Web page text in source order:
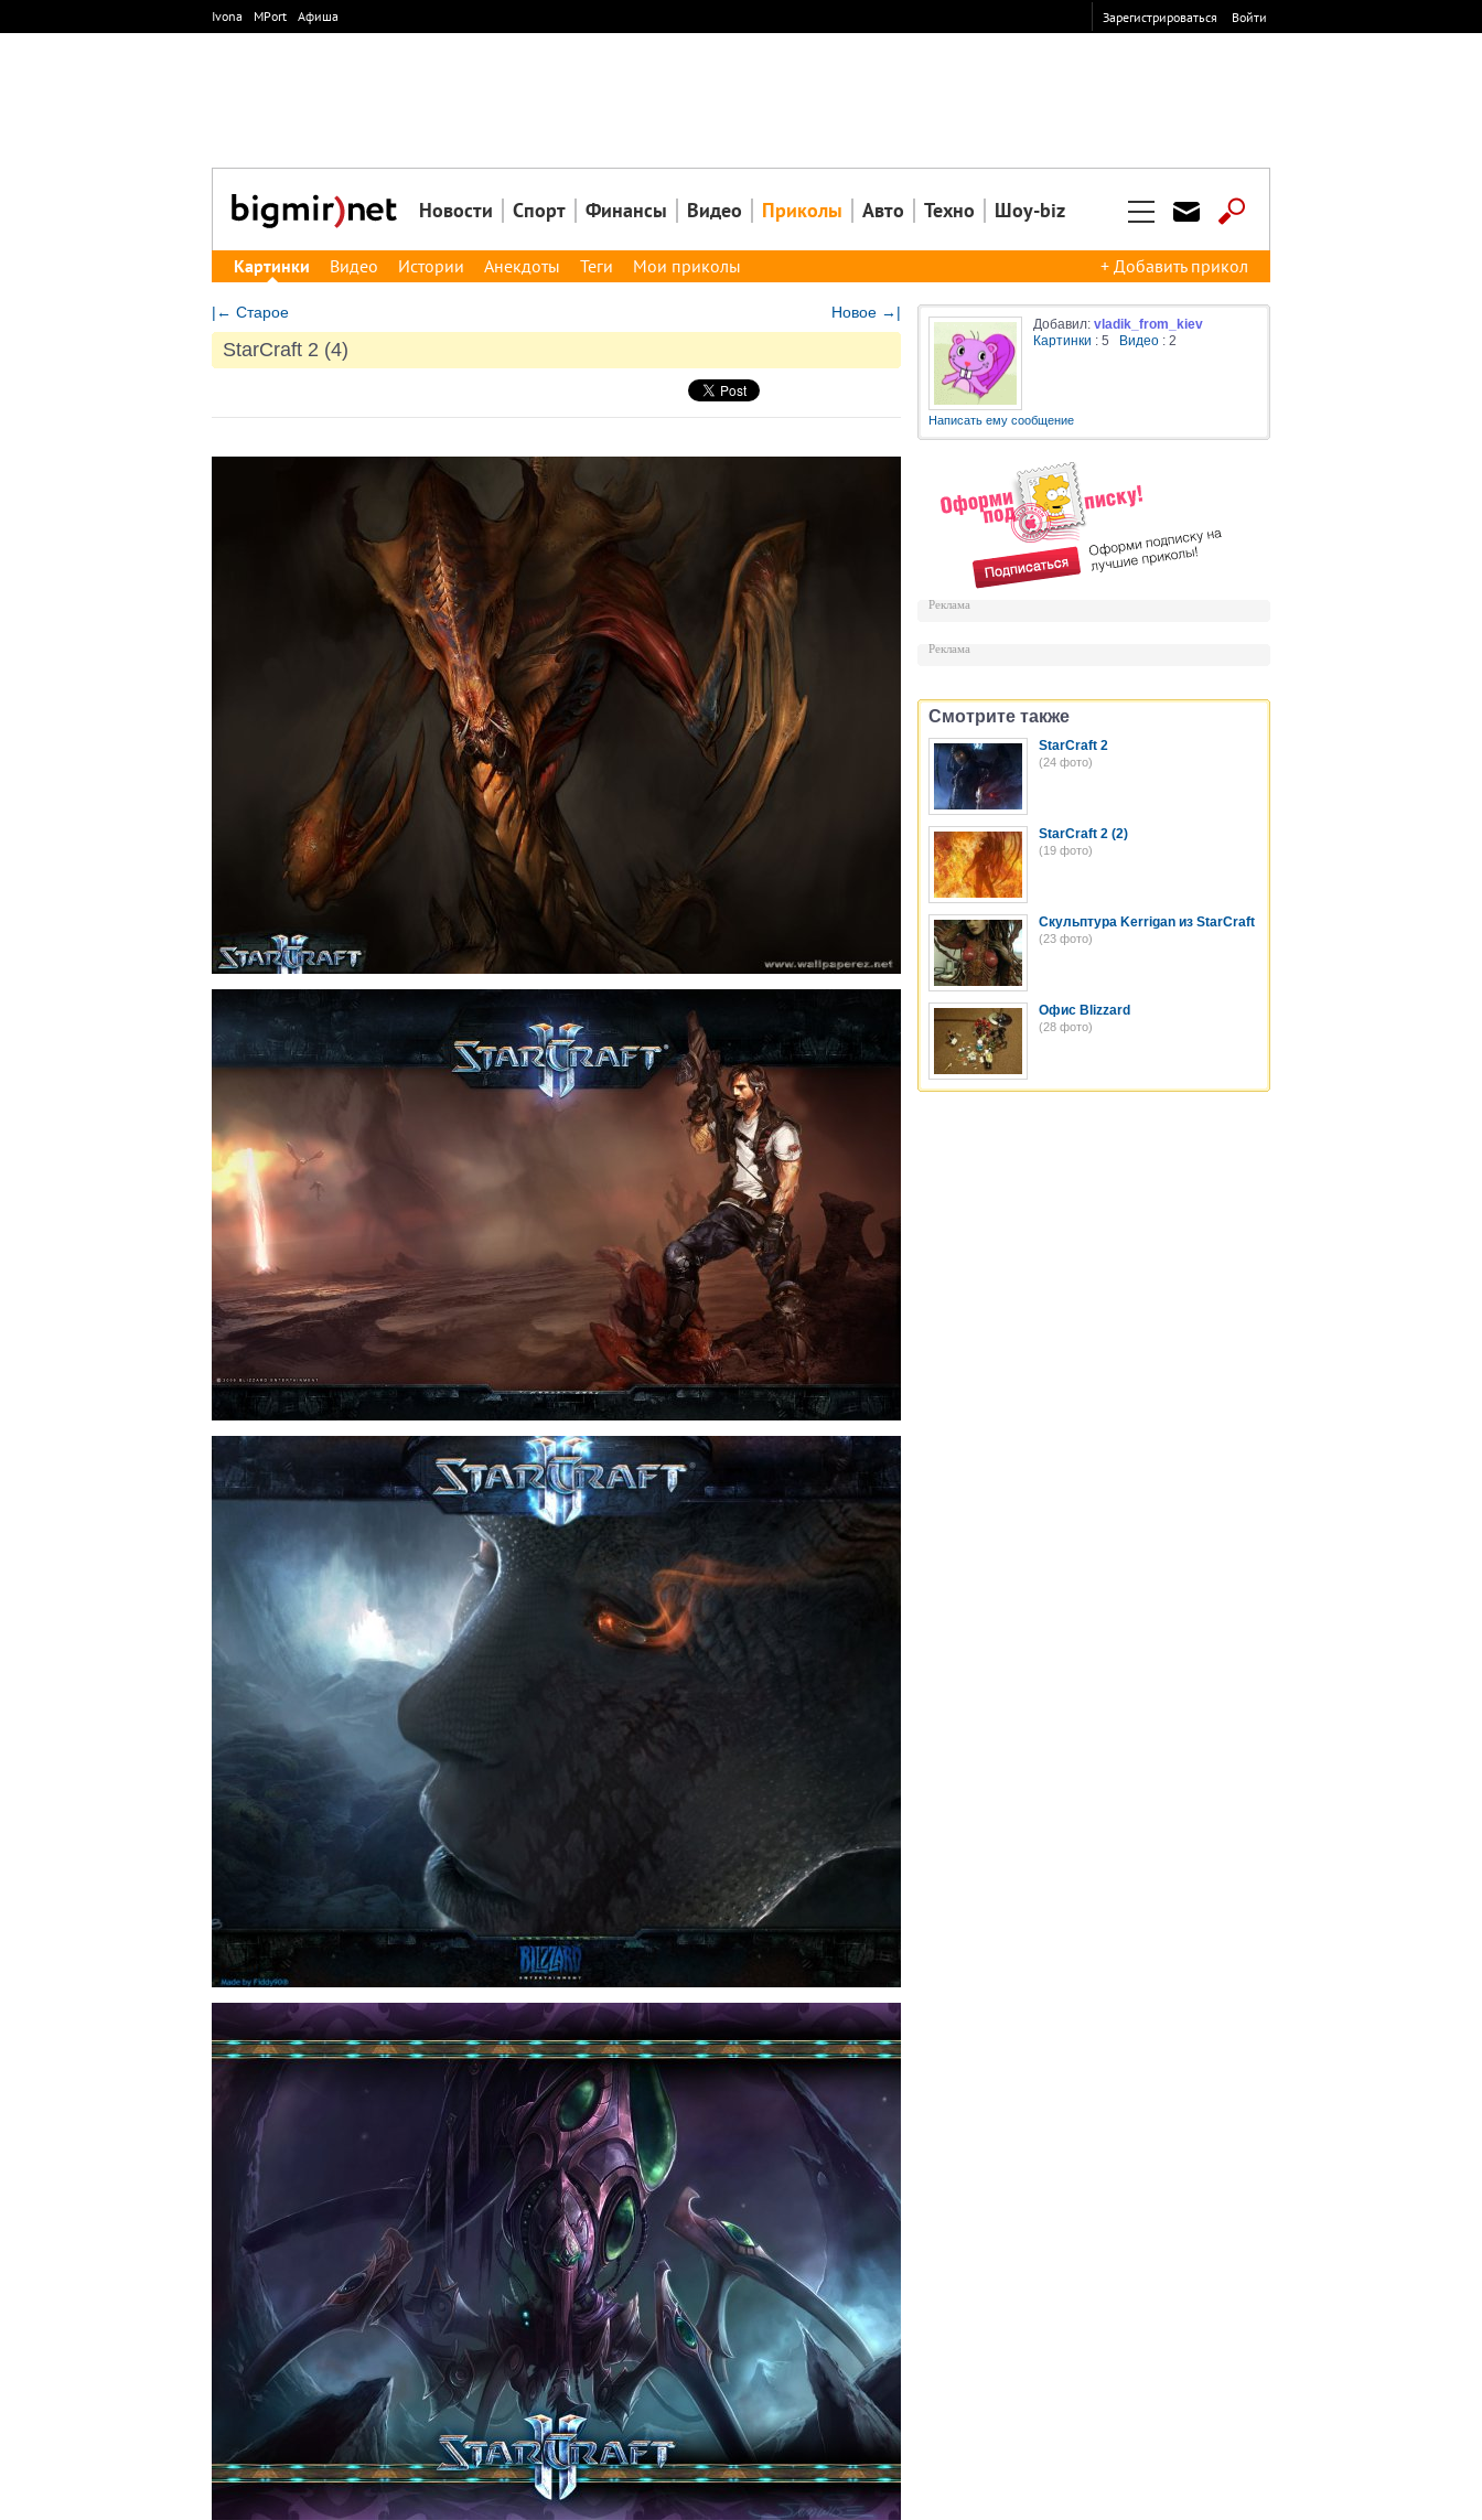
Закрыть
Ivona MPort Афиша Зарегистрироваться Войти
Новости Спорт Финансы Видео Приколы Авто Техно Шоу-biz
Картинки Видео Истории Анекдоты Теги Мои приколы + Добавить прикол
|← Старое Новое →|
StarCraft 2 (4)
Добавил: vladik_from_kiev
Картинки : 5 Видео : 2
Написать ему сообщение
Реклама
Реклама
Смотрите также
StarCraft 2
(24 фото)
StarCraft 2 (2)
(19 фото)
Скульптура Kerrigan из StarCraft
(23 фото)
Офис Blizzard
(28 фото)